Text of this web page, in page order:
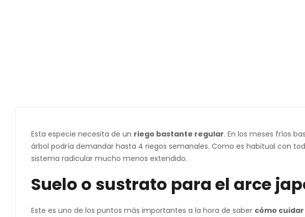
Esta especie necesita de un riego bastante regular. En los meses fríos
árbol podría demandar hasta 4 riegos semanales. Como es habitual con
sistema radicular mucho menos extendido.
Suelo o sustrato para el arce
Este es uno de los puntos más importantes a la hora de saber cómo